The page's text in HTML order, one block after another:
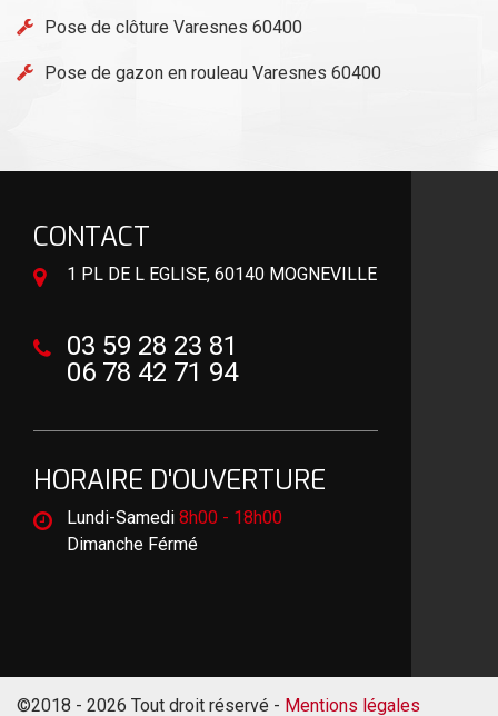
Pose de clôture Varesnes 60400
Pose de gazon en rouleau Varesnes 60400
CONTACT
1 PL DE L EGLISE, 60140 MOGNEVILLE
03 59 28 23 81
06 78 42 71 94
HORAIRE D'OUVERTURE
Lundi-Samedi 8h00 - 18h00
Dimanche Férmé
©2018 - 2026 Tout droit réservé - Mentions légales